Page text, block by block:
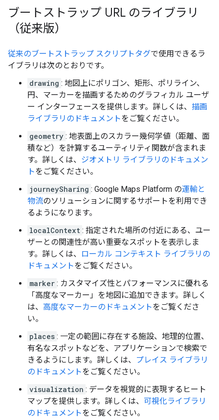
ブートストラップ URL のライブラリ
（従来版）
従来のブートストラップ スクリプトタグで使用できるラ
イブラリは次のとおりです。
drawing : 地図上にポリゴン、矩形、ポリライン、
円、マーカーを描画するためのグラフィカル ユーザ
ー インターフェースを提供します。詳しくは、 描画
ライブラリのドキュメントをご覧ください。
geometry : 地表面上のスカラー幾何学値（距離、面
積など）を計算するユーティリティ関数が含まれま
す。詳しくは、 ジオメトリ ライブラリのドキュメン
トをご覧ください。
journeySharing : Google Maps Platform の運輸と
物流のソリューションに関するサポートを利用でき
るようになります。
localContext : 指定された場所の付近にある、ユー
ザーとの関連性が高い重要なスポットを表示しま
す。詳しくは、
ローカル コンテキスト ライブラリの
ドキュメントをご覧ください。
marker : カスタマイズ性とパフォーマンスに優れる
「高度なマーカー」を地図に追加できます。詳しく
は、 高度なマーカーのドキュメントをご覧くださ
い。
places : 一定の範囲に存在する施設、地理的位置、
有名なスポットなどを、アプリケーションで検索で
きるようにします。詳しくは、
プレイス ライブラリ
のドキュメントをご覧ください。
visualization : データを視覚的に表現するヒート
マップを提供します。詳しくは、 可視化ライブラリ
のドキュメントをご覧ください。